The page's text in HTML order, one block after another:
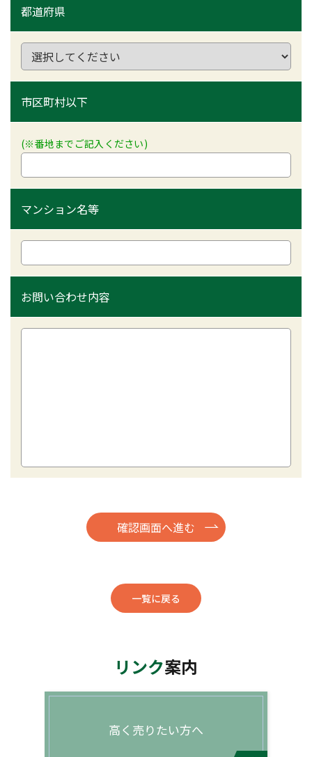
都道府県
市区町村以下
(※番地までご記入ください)
マンション名等
お問い合わせ内容
一覧に戻る
リンク案内
高く売りたい方へ